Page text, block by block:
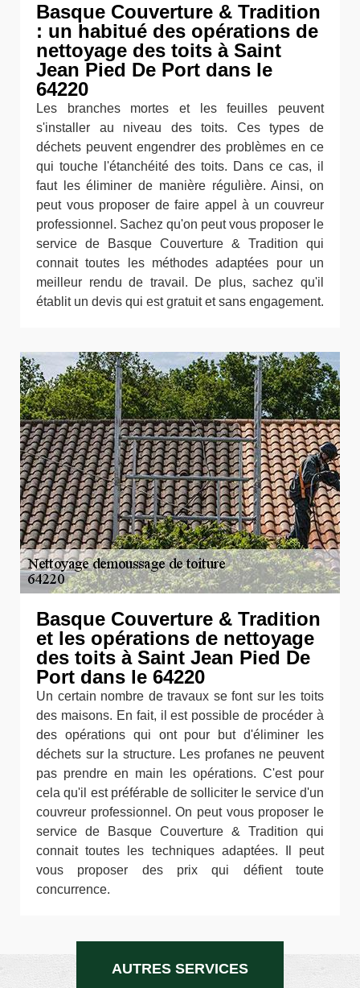
Basque Couverture & Tradition
: un habitué des opérations de
nettoyage des toits à Saint
Jean Pied De Port dans le
64220
Les branches mortes et les feuilles peuvent
s'installer au niveau des toits. Ces types de
déchets peuvent engendrer des problèmes en ce
qui touche l'étanchéité des toits. Dans ce cas, il
faut les éliminer de manière régulière. Ainsi, on
peut vous proposer de faire appel à un couvreur
professionnel. Sachez qu'on peut vous proposer le
service de Basque Couverture & Tradition qui
connait toutes les méthodes adaptées pour un
meilleur rendu de travail. De plus, sachez qu'il
établit un devis qui est gratuit et sans engagement.
Basque Couverture & Tradition
et les opérations de nettoyage
des toits à Saint Jean Pied De
Port dans le 64220
Un certain nombre de travaux se font sur les toits
des maisons. En fait, il est possible de procéder à
des opérations qui ont pour but d'éliminer les
déchets sur la structure. Les profanes ne peuvent
pas prendre en main les opérations. C'est pour
cela qu'il est préférable de solliciter le service d'un
couvreur professionnel. On peut vous proposer le
service de Basque Couverture & Tradition qui
connait toutes les techniques adaptées. Il peut
vous proposer des prix qui défient toute
concurrence.
AUTRES SERVICES